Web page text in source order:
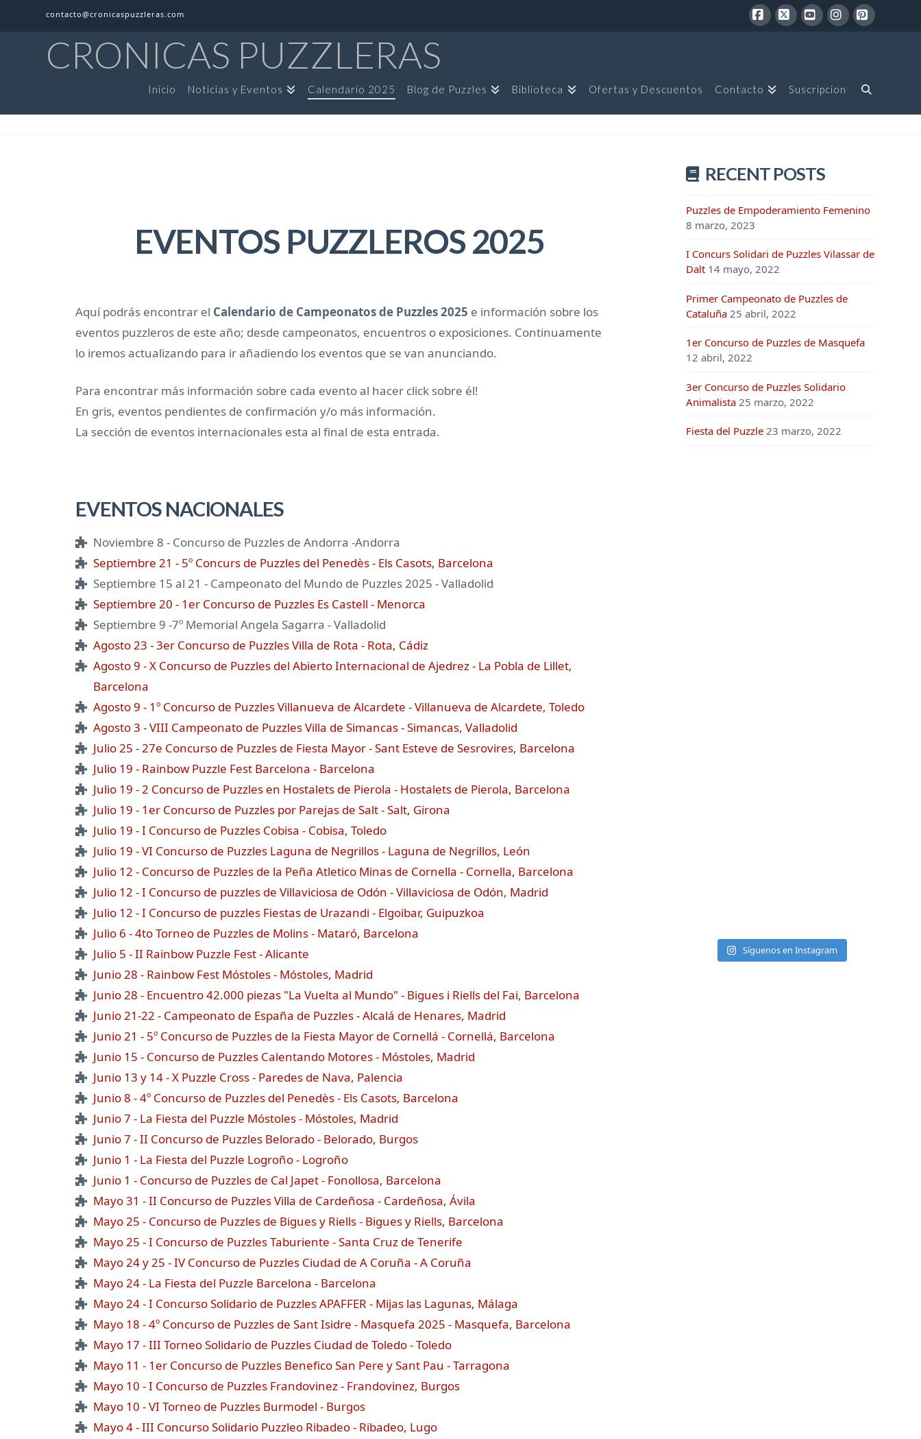
contacto@cronicaspuzzleras.com
CRONICAS PUZZLERAS
Inicio Noticias y Eventos Calendario 2025 Blog de Puzzles Biblioteca Ofertas y Descuentos Contacto Suscripcion
EVENTOS PUZZLEROS 2025
Aquí podrás encontrar el Calendario de Campeonatos de Puzzles 2025 e información sobre los
eventos puzzleros de este año; desde campeonatos, encuentros o exposiciones. Continuamente
lo iremos actualizando para ir añadiendo los eventos que se van anunciando.
Para encontrar más información sobre cada evento al hacer click sobre él!
En gris, eventos pendientes de confirmación y/o más información.
La sección de eventos internacionales esta al final de esta entrada.
EVENTOS NACIONALES
Noviembre 8 - Concurso de Puzzles de Andorra -Andorra
Septiembre 21 - 5º Concurs de Puzzles del Penedès - Els Casots, Barcelona
Septiembre 15 al 21 - Campeonato del Mundo de Puzzles 2025 - Valladolid
Septiembre 20 - 1er Concurso de Puzzles Es Castell - Menorca
Septiembre 9 -7º Memorial Angela Sagarra - Valladolid
Agosto 23 - 3er Concurso de Puzzles Villa de Rota - Rota, Cádiz
Agosto 9 - X Concurso de Puzzles del Abierto Internacional de Ajedrez - La Pobla de Lillet,
Barcelona
Agosto 9 - 1º Concurso de Puzzles Villanueva de Alcardete - Villanueva de Alcardete, Toledo
Agosto 3 - VIII Campeonato de Puzzles Villa de Simancas - Simancas, Valladolid
Julio 25 - 27e Concurso de Puzzles de Fiesta Mayor - Sant Esteve de Sesrovires, Barcelona
Julio 19 - Rainbow Puzzle Fest Barcelona - Barcelona
Julio 19 - 2 Concurso de Puzzles en Hostalets de Pierola - Hostalets de Pierola, Barcelona
Julio 19 - 1er Concurso de Puzzles por Parejas de Salt - Salt, Girona
Julio 19 - I Concurso de Puzzles Cobisa - Cobisa, Toledo
Julio 19 - VI Concurso de Puzzles Laguna de Negrillos - Laguna de Negrillos, León
Julio 12 - Concurso de Puzzles de la Peña Atletico Minas de Cornella - Cornella, Barcelona
Julio 12 - I Concurso de puzzles de Villaviciosa de Odón - Villaviciosa de Odón, Madrid
Julio 12 - I Concurso de puzzles Fiestas de Urazandi - Elgoibar, Guipuzkoa
Julio 6 - 4to Torneo de Puzzles de Molins - Mataró, Barcelona
Julio 5 - II Rainbow Puzzle Fest - Alicante
Junio 28 - Rainbow Fest Móstoles - Móstoles, Madrid
Junio 28 - Encuentro 42.000 piezas "La Vuelta al Mundo" - Bigues i Riells del Fai, Barcelona
Junio 21-22 - Campeonato de España de Puzzles - Alcalá de Henares, Madrid
Junio 21 - 5º Concurso de Puzzles de la Fiesta Mayor de Cornellá - Cornellá, Barcelona
Junio 15 - Concurso de Puzzles Calentando Motores - Móstoles, Madrid
Junio 13 y 14 - X Puzzle Cross - Paredes de Nava, Palencia
Junio 8 - 4º Concurso de Puzzles del Penedès - Els Casots, Barcelona
Junio 7 - La Fiesta del Puzzle Móstoles - Móstoles, Madrid
Junio 7 - II Concurso de Puzzles Belorado - Belorado, Burgos
Junio 1 - La Fiesta del Puzzle Logroño - Logroño
Junio 1 - Concurso de Puzzles de Cal Japet - Fonollosa, Barcelona
Mayo 31 - II Concurso de Puzzles Villa de Cardeñosa - Cardeñosa, Ávila
Mayo 25 - Concurso de Puzzles de Bigues y Riells - Bigues y Riells, Barcelona
Mayo 25 - I Concurso de Puzzles Taburiente - Santa Cruz de Tenerife
Mayo 24 y 25 - IV Concurso de Puzzles Ciudad de A Coruña - A Coruña
Mayo 24 - La Fiesta del Puzzle Barcelona - Barcelona
Mayo 24 - I Concurso Solidario de Puzzles APAFFER - Mijas las Lagunas, Málaga
Mayo 18 - 4º Concurso de Puzzles de Sant Isidre - Masquefa 2025 - Masquefa, Barcelona
Mayo 17 - III Torneo Solidario de Puzzles Ciudad de Toledo - Toledo
Mayo 11 - 1er Concurso de Puzzles Benefico San Pere y Sant Pau - Tarragona
Mayo 10 - I Concurso de Puzzles Frandovinez - Frandovinez, Burgos
Mayo 10 - VI Torneo de Puzzles Burmodel - Burgos
Mayo 4 - III Concurso Solidario Puzzleo Ribadeo - Ribadeo, Lugo
RECENT POSTS
Puzzles de Empoderamiento Femenino
8 marzo, 2023
I Concurs Solidari de Puzzles Vilassar de
Dalt 14 mayo, 2022
Primer Campeonato de Puzzles de
Cataluña 25 abril, 2022
1er Concurso de Puzzles de Masquefa
12 abril, 2022
3er Concurso de Puzzles Solidario
Animalista 25 marzo, 2022
Fiesta del Puzzle 23 marzo, 2022
Síguenos en Instagram